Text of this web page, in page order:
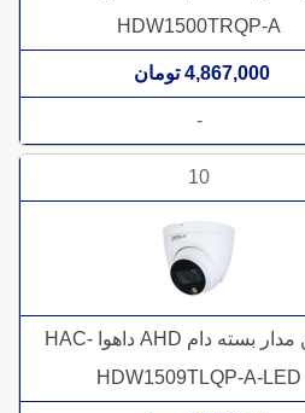
HDW1500TRQP-A
4,867,000 تومان
-
10
دوربین مدار بسته دام AHD داهوا HAC-
HDW1509TLQP-A-LED